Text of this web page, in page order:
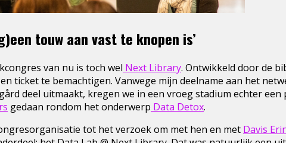
touw aan vast te knopen is’
van nu is toch wel Next Library. Ontwikkeld door de
ticket te bemachtigen. Vanwege mijn deelname aan het
deel uitmaakt, kregen we in een vroeg stadium echter
gedaan rondom het onderwerp Data Detox.
tot het verzoek om met hen en met Davis